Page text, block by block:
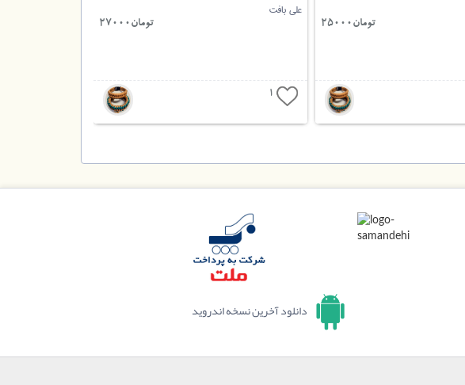
علی بافت
تومان27000
1
تومان25000
دانلود آخرین نسخه اندروید